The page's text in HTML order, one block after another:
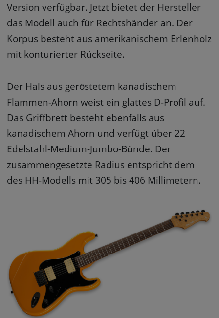
Version verfügbar. Jetzt bietet der Hersteller
das Modell auch für Rechtshänder an. Der
Korpus besteht aus amerikanischem Erlenholz
mit konturierter Rückseite.
Der Hals aus geröstetem kanadischem
Flammen-Ahorn weist ein glattes D-Profil auf.
Das Griffbrett besteht ebenfalls aus
kanadischem Ahorn und verfügt über 22
Edelstahl-Medium-Jumbo-Bünde. Der
zusammengesetzte Radius entspricht dem
des HH-Modells mit 305 bis 406 Millimetern.